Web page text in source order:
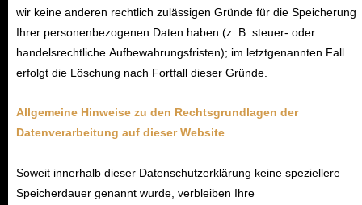
wir keine anderen rechtlich zulässigen Gründe für die Speicherung
Ihrer personenbezogenen Daten haben (z. B. steuer- oder
handelsrechtliche Aufbewahrungsfristen); im letztgenannten Fall
erfolgt die Löschung nach Fortfall dieser Gründe.
Allgemeine Hinweise zu den Rechtsgrundlagen der
Datenverarbeitung auf dieserWebsite
Soweit innerhalb dieser Datenschutzerklärung keine speziellere
Speicherdauer genannt wurde, verbleiben Ihre